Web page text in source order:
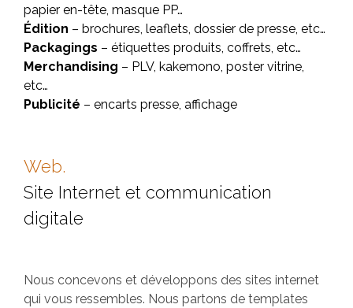
papier en-tête, masque PP…
Édition – brochures, leaflets, dossier de presse, etc…
Packagings – étiquettes produits, coffrets, etc…
Merchandising – PLV, kakemono, poster vitrine,
etc…
Publicité – encarts presse, affichage
Web.
Site Internet et communication
digitale
Nous concevons et développons des sites internet
qui vous ressembles. Nous partons de templates